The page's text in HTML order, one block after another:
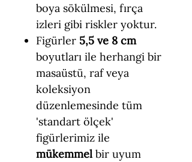
boya sökülmesi, fırça
izleri gibi riskler yoktur.
Figürler 5,5 ve 8 cm
boyutları ile herhangi bir
masaüstü, raf veya
koleksiyon
düzenlemesinde tüm
'standart ölçek'
figürlerimiz ile
mükemmel bir uyum